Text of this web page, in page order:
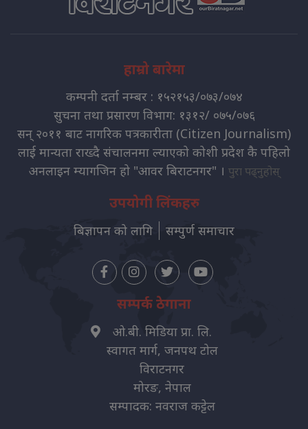
हाम्रो बारेमा
कम्पनी दर्ता नम्बर : १५२१५३/०७३/०७४
सुचना तथा प्रसारण विभाग: १३१२/ ०७५/०७६
सन् २०११ बाट नागरिक पत्रकारीता (Citizen Journalism)
लाई मान्यता राख्दै संचालनमा ल्याएको कोशी प्रदेश कै पहिलो
अनलाइन म्यागजिन हो "आवर बिराटनगर" । पुरा पढ्नुहोस्
उपयोगी लिंकहरु
बिज्ञापन को लागि सम्पुर्ण समाचार
सम्पर्क ठेगाना
ओ.बी. मिडिया प्रा. लि.
स्वागत मार्ग, जनपथ टोल
विराटनगर
मोरङ, नेपाल
सम्पादक: नवराज कट्टेल